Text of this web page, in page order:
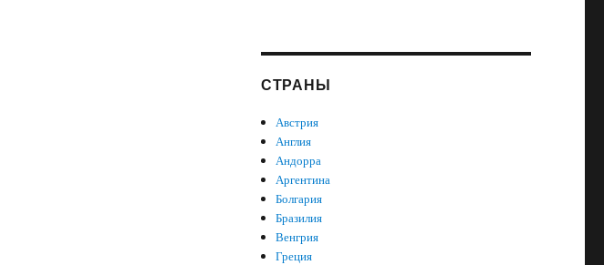
СТРАНЫ
Австрия
Англия
Андорра
Аргентина
Болгария
Бразилия
Венгрия
Греция